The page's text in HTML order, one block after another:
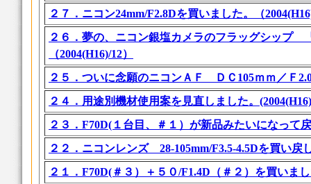
２７．ニコン24mm/F2.8Dを買いました。（
２６．夢の、ニコン銀塩カメラのフラッグシップ
（2004(H16)/12）
２５．ついに念願のニコンＡＦ ＤＣ105ｍｍ／Ｆ
２４．用途別機材使用案を見直しました。
２３．F70D(１台目、＃１）が新品みたいになって
２２．ニコンレンズ 28-105mm/F3.5-4.5Dを買い戻
２１．F70D(＃３）＋５０/F1.4D（＃２）を買いま